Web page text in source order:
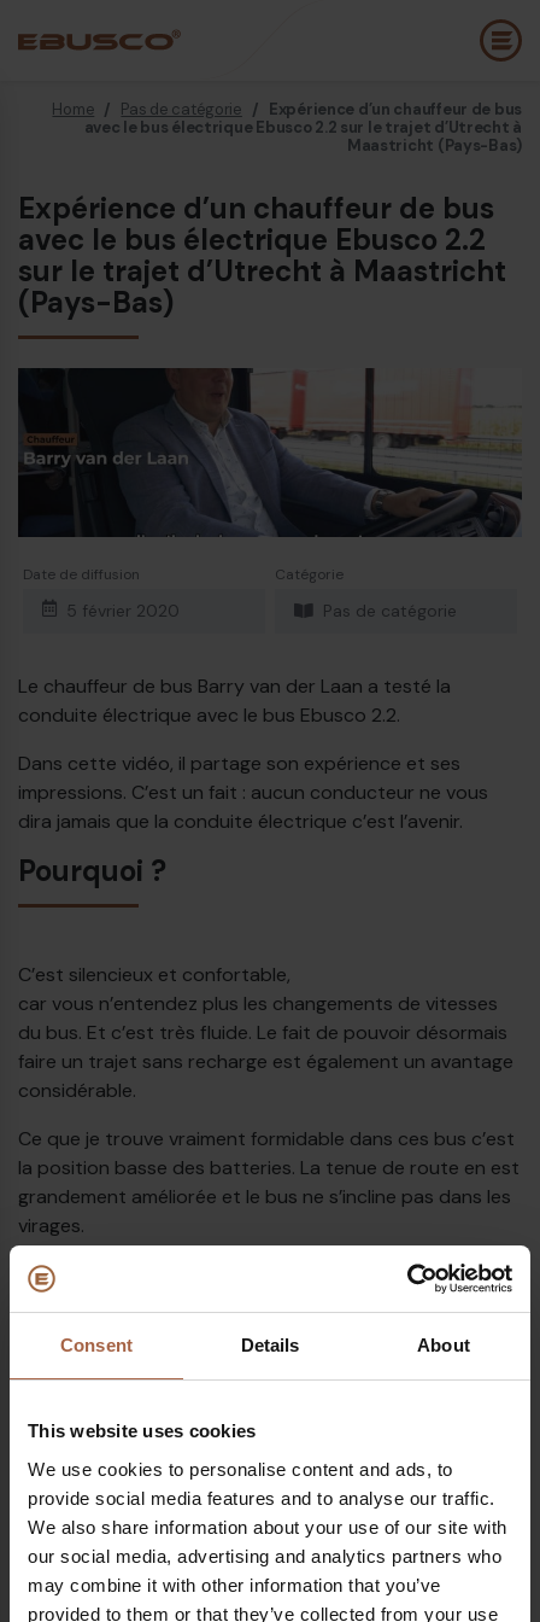
Consent Details About
This website uses cookies
We use cookies to personalise content and ads, to
provide social media features and to analyse our traffic.
We also share information about your use of our site with
our social media, advertising and analytics partners who
may combine it with other information that you’ve
provided to them or that they’ve collected from your use
Back (À propos de nous)
Profil de l’entreprise
Vision et valeurs
Durabilité
Chronologie
Récompenses et certifications
Équipe
Ebusco France
Home / Pas de catégorie / Expérience d’un chauffeur de bus
avec le bus électrique Ebusco 2.2 sur le trajet d’Utrecht à
Maastricht (Pays-Bas)
Expérience d’un chauffeur de bus
avec le bus électrique Ebusco 2.2
sur le trajet d’Utrecht à Maastricht
(Pays-Bas)
Date de diffusion
5 février 2020
Catégorie
Pas de catégorie
Le chauffeur de bus Barry van der Laan a testé la
conduite électrique avec le bus Ebusco 2.2.
Dans cette vidéo, il partage son expérience et ses
impressions. C’est un fait : aucun conducteur ne vous
dira jamais que la conduite électrique c’est l’avenir.
Pourquoi ?
C’est silencieux et confortable,
car vous n’entendez plus les changements de vitesses
du bus. Et c’est très fluide. Le fait de pouvoir désormais
faire un trajet sans recharge est également un avantage
considérable.
Ce que je trouve vraiment formidable dans ces bus c’est
la position basse des batteries. La tenue de route en est
grandement améliorée et le bus ne s’incline pas dans les
virages.
Il faut aussi garder à l’esprit que si l’intérieur du bus est
très grande hauteur des vitres. Même au niveau de la
porte, la vitre va jusqu’en bas. On a donc une vue très
dégagée, ce qui donne un sentiment de sécurité.